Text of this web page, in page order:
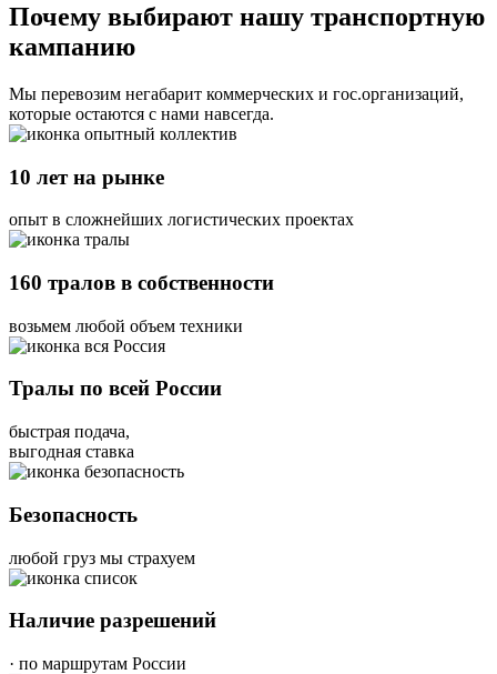
Почему выбирают нашу транспортную
кампанию
Мы перевозим негабарит коммерческих и гос.организаций,
которые остаются с нами навсегда.
10 лет на рынке
опыт в сложнейших логистических проектах
160 тралов в собственности
возьмем любой объем техники
Тралы по всей России
быстрая подача,
выгодная ставка
Безопасность
любой груз мы страхуем
Наличие разрешений
· по маршрутам России